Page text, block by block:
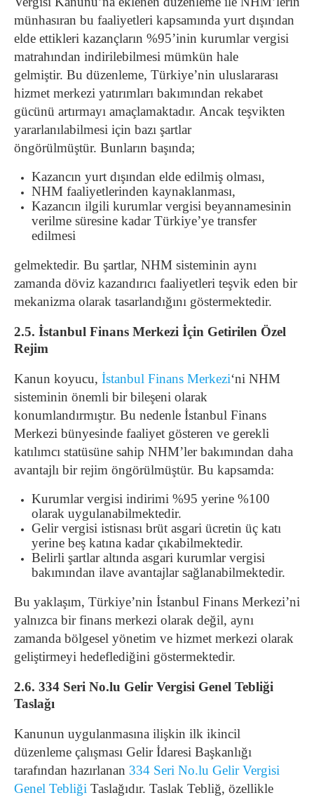
münhasıran bu faaliyetleri kapsamında yurt dışından
elde ettikleri kazançların %95’inin kurumlar vergisi
matrahından indirilebilmesi mümkün hale
gelmiştir. Bu düzenleme, Türkiye’nin uluslararası
hizmet merkezi yatırımları bakımından rekabet
gücünü artırmayı amaçlamaktadır. Ancak teşvikten
yararlanılabilmesi için bazı şartlar
öngörülmüştür. Bunların başında;
Kazancın yurt dışından elde edilmiş olması,
NHM faaliyetlerinden kaynaklanması,
Kazancın ilgili kurumlar vergisi beyannamesinin
verilme süresine kadar Türkiye’ye transfer
edilmesi
gelmektedir. Bu şartlar, NHM sisteminin aynı
zamanda döviz kazandırıcı faaliyetleri teşvik eden bir
mekanizma olarak tasarlandığını göstermektedir.
2.5. İstanbul Finans Merkezi İçin Getirilen Özel
Rejim
Kanun koyucu, İstanbul Finans Merkezi‘ni NHM
sisteminin önemli bir bileşeni olarak
konumlandırmıştır. Bu nedenle İstanbul Finans
Merkezi bünyesinde faaliyet gösteren ve gerekli
katılımcı statüsüne sahip NHM’ler bakımından daha
avantajlı bir rejim öngörülmüştür. Bu kapsamda:
Kurumlar vergisi indirimi %95 yerine %100
olarak uygulanabilmektedir.
Gelir vergisi istisnası brüt asgari ücretin üç katı
yerine beş katına kadar çıkabilmektedir.
Belirli şartlar altında asgari kurumlar vergisi
bakımından ilave avantajlar sağlanabilmektedir.
Bu yaklaşım, Türkiye’nin İstanbul Finans Merkezi’ni
yalnızca bir finans merkezi olarak değil, aynı
zamanda bölgesel yönetim ve hizmet merkezi olarak
geliştirmeyi hedeflediğini göstermektedir.
2.6. 334 Seri No.lu Gelir Vergisi Genel Tebliği
Taslağı
Kanunun uygulanmasına ilişkin ilk ikincil
düzenleme çalışması Gelir İdaresi Başkanlığı
tarafından hazırlanan 334 Seri No.lu Gelir Vergisi
Genel Tebliği Taslağıdır. Taslak Tebliğ, özellikle